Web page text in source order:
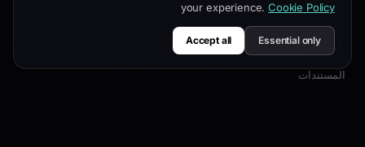
الموارد
المستندات
your experience. Cookie Policy
Essential only
Accept all